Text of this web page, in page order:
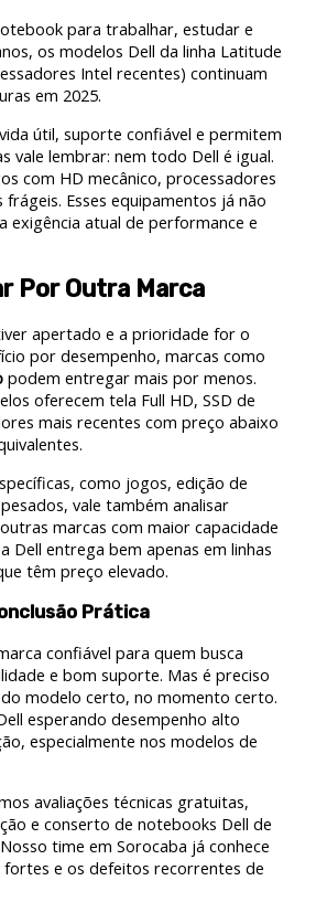
para trabalhar, estudar e
os modelos Dell da linha Latitude
Intel recentes) continuam
em 2025.
útil, suporte confiável e permitem
vale lembrar: nem todo Dell é igual.
com HD mecânico, processadores
frágeis. Esses equipamentos já não
exigência atual de performance e
Por Outra Marca
apertado e a prioridade for o
por desempenho, marcas como
podem entregar mais por menos.
oferecem tela Full HD, SSD de
mais recentes com preço abaixo
como jogos, edição de
vale também analisar
marcas com maior capacidade
Dell entrega bem apenas em linhas
têm preço elevado.
Prática
confiável para quem busca
e bom suporte. Mas é preciso
modelo certo, no momento certo.
esperando desempenho alto
especialmente nos modelos de
avaliações técnicas gratuitas,
e conserto de notebooks Dell de
time em Sorocaba já conhece
e os defeitos recorrentes de